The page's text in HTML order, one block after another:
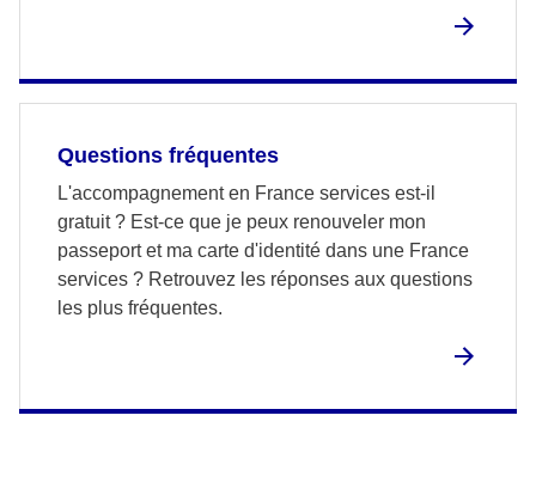
Questions fréquentes
L'accompagnement en France services est-il
gratuit ? Est-ce que je peux renouveler mon
passeport et ma carte d'identité dans une France
services ? Retrouvez les réponses aux questions
les plus fréquentes.